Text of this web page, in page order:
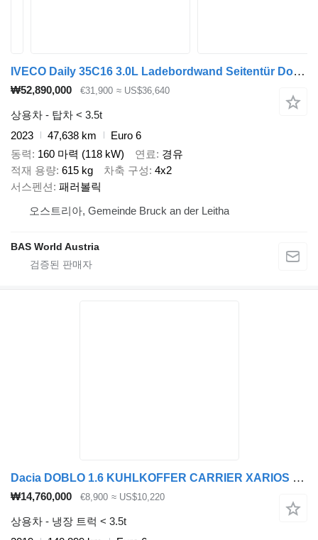
IVECO Daily 35C16 3.0L Ladebordwand Seitentür Doppelbereifung Koffer K
₩52,890,000 €31,900 ≈ US$36,640
상용차 - 탑차 < 3.5t
2023
47,638 km
Euro 6
동력
160 마력 (118 kW) 연료
경유
적재 용량 615 kg 차축 구성 4x2
서스펜션 패러볼릭
오스트리아, Gemeinde Bruck an der Leitha
BAS World Austria
Dacia DOBLO 1.6 KUHLKOFFER CARRIER XARIOS -20c A/C
₩14,760,000 €8,900 ≈ US$10,220
상용차 - 냉장 트럭 < 3.5t